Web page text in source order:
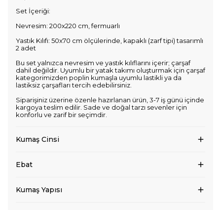
Set İçeriği:
Nevresim: 200x220 cm, fermuarlı
Yastık Kılıfı: 50x70 cm ölçülerinde, kapaklı (zarf tipi) tasarımlı
2 adet
Bu set yalnızca nevresim ve yastık kılıflarını içerir; çarşaf
dahil değildir. Uyumlu bir yatak takımı oluşturmak için çarşaf
kategorimizden poplin kumaşla uyumlu lastikli ya da
lastiksiz çarşafları tercih edebilirsiniz.
Siparişiniz üzerine özenle hazırlanan ürün, 3-7 iş günü içinde
kargoya teslim edilir. Sade ve doğal tarzı sevenler için
konforlu ve zarif bir seçimdir.
Kumaş Cinsi
Ebat
Kumaş Yapısı